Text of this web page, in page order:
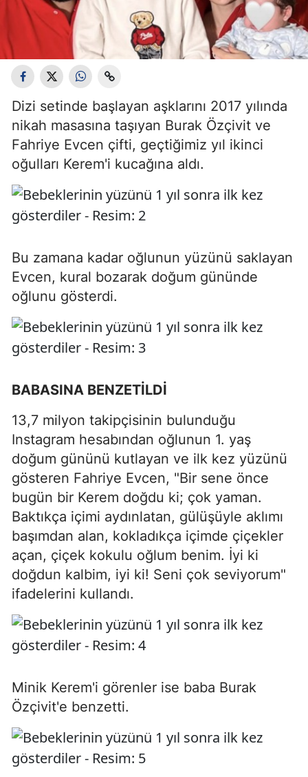
Dizi setinde başlayan aşklarını 2017 yılında
nikah masasına taşıyan Burak Özçivit ve
Fahriye Evcen çifti, geçtiğimiz yıl ikinci
oğulları Kerem'i kucağına aldı.
Bu zamana kadar oğlunun yüzünü saklayan
Evcen, kural bozarak doğum gününde
oğlunu gösterdi.
BABASINA BENZETİLDİ
13,7 milyon takipçisinin bulunduğu
Instagram hesabından oğlunun 1. yaş
doğum gününü kutlayan ve ilk kez yüzünü
gösteren Fahriye Evcen, "Bir sene önce
bugün bir Kerem doğdu ki; çok yaman.
Baktıkça içimi aydınlatan, gülüşüyle aklımı
başımdan alan, kokladıkça içimde çiçekler
açan, çiçek kokulu oğlum benim. İyi ki
doğdun kalbim, iyi ki! Seni çok seviyorum"
ifadelerini kullandı.
Minik Kerem'i görenler ise baba Burak
Özçivit'e benzetti.